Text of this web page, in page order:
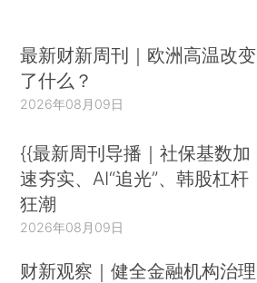
最新财新周刊｜欧洲高温改变
了什么？
2026年08月09日
{{最新周刊导播｜社保基数加
速夯实、AI“追光”、韩股杠杆
狂潮
2026年08月09日
财新观察｜健全金融机构治理